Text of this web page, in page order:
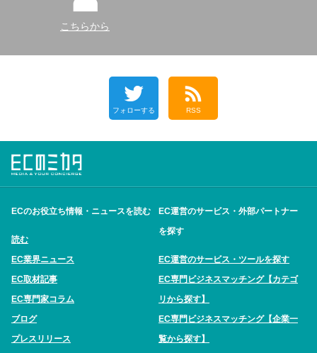
こちらから
フォローする RSS
ECのお役立ち情報・ニュースを読む
読む
EC業界ニュース
EC取材記事
EC専門家コラム
ブログ
プレスリリース
EC運営のサービス・外部パートナー
を探す
EC運営のサービス・ツールを探す
EC専門ビジネスマッチング【カテゴ
リから探す】
EC専門ビジネスマッチング【企業一
覧から探す】